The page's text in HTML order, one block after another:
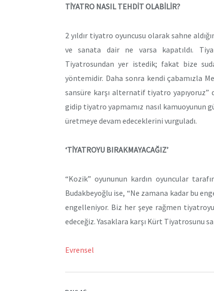
TİYATRO NASIL TEHDİT OLABİLİR?
2 yıldır tiyatro oyuncusu olarak sahne
ve sanata dair ne varsa kapatıldı.
Tiyatrosundan yer istedik; fakat bize
yöntemidir. Daha sonra kendi çabamızla
sansüre karşı alternatif tiyatro
gidip tiyatro yapmamız nasıl kamuoyunun
üretmeye devam edeceklerini vurguladı.
‘TİYATROYU BIRAKMAYACAĞIZ’
“Kozik” oyununun kardın oyuncular
Budakbeyoğlu ise, “Ne zamana kadar bu
engelleniyor. Biz her şeye rağmen
edeceğiz. Yasaklara karşı Kürt Tiyatrosunu
Evrensel